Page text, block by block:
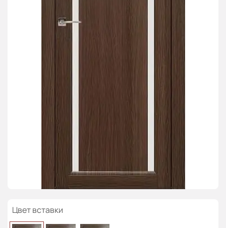
Цвет вставки